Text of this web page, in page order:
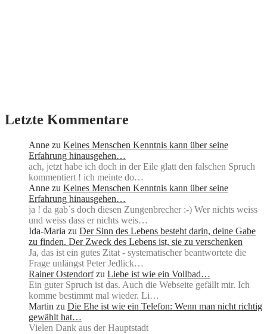
Letzte Kommentare
Anne zu Keines Menschen Kenntnis kann über seine
Erfahrung hinausgehen…
ach, jetzt habe ich doch in der Eile glatt den falschen Spruch
kommentiert ! ich meinte do…
Anne zu Keines Menschen Kenntnis kann über seine
Erfahrung hinausgehen…
ja ! da gab´s doch diesen Zungenbrecher :-) Wer nichts weiss
und weiss dass er nichts weis…
Ida-Maria zu Der Sinn des Lebens besteht darin, deine Gabe
zu finden. Der Zweck des Lebens ist, sie zu verschenken
Ja, das ist ein gutes Zitat - systematischer beantwortete die
Frage unlängst Peter Jedlick…
Rainer Ostendorf zu Liebe ist wie ein Vollbad…
Ein guter Spruch ist das. Auch die Webseite gefällt mir. Ich
komme bestimmt mal wieder. Li…
Martin zu Die Ehe ist wie ein Telefon: Wenn man nicht richtig
gewählt hat…
Vielen Dank aus der Hauptstadt